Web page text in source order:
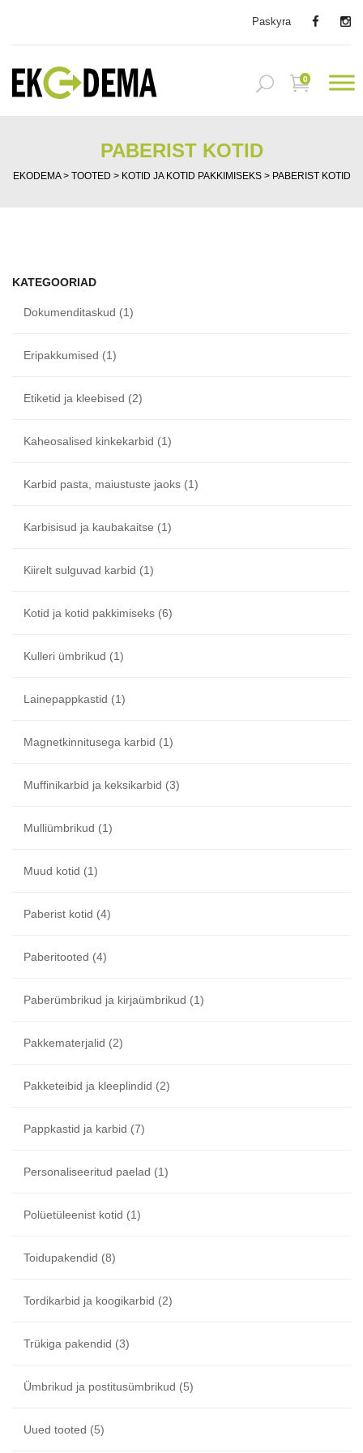
Paskyra
0
PABERIST KOTID
EKODEMA> TOOTED > KOTID JA KOTID PAKKIMISEKS> PABERIST KOTID
KATEGOORIAD
Dokumenditaskud (1)
Eripakkumised (1)
Etiketid ja kleebised (2)
Kaheosalised kinkekarbid (1)
Karbid pasta, maiustuste jaoks (1)
Karbisisud ja kaubakaitse (1)
Kiirelt sulguvad karbid (1)
Kotid ja kotid pakkimiseks (6)
Kulleri ümbrikud (1)
Lainepappkastid (1)
Magnetkinnitusega karbid (1)
Muffinikarbid ja keksikarbid (3)
Mulliümbrikud (1)
Muud kotid (1)
Paberist kotid (4)
Paberitooted (4)
Paberümbrikud ja kirjaümbrikud (1)
Pakkematerjalid (2)
Pakketeibid ja kleeplindid (2)
Pappkastid ja karbid (7)
Personaliseeritud paelad (1)
Polüetüleenist kotid (1)
Toidupakendid (8)
Tordikarbid ja koogikarbid (2)
Trükiga pakendid (3)
Ümbrikud ja postitusümbrikud (5)
Uued tooted (5)